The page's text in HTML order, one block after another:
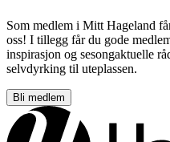
Som medlem i Mitt Hageland
oss! I tillegg får du gode
inspirasjon og sesongaktuelle
selvdyrking til uteplassen.
Bli medlem